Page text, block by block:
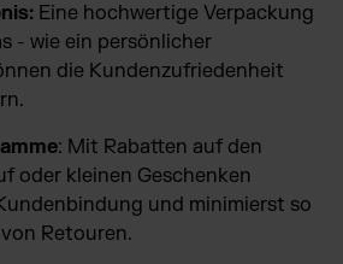
Eine hochwertige Verpackung
- wie ein persönlicher
die Kundenzufriedenheit
: Mit Rabatten auf den
oder kleinen Geschenken
und minimierst so
Retouren.